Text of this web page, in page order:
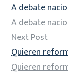
A debate
A debate
Next Post
Quieren
Quieren